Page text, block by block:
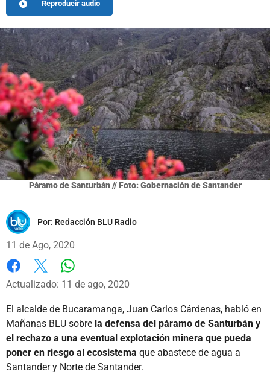
Reproducir audio
Páramo de Santurbán // Foto: Gobernación de Santander
Por: Redacción BLU Radio
11 de Ago, 2020
Facebook
X
Actualizado: 11 de ago, 2020
El alcalde de Bucaramanga, Juan Carlos Cárdenas, habló en
Mañanas BLU sobre la defensa del páramo de Santurbán y
el rechazo a una eventual explotación minera que pueda
poner en riesgo al ecosistema que abastece de agua a
Santander y Norte de Santander.